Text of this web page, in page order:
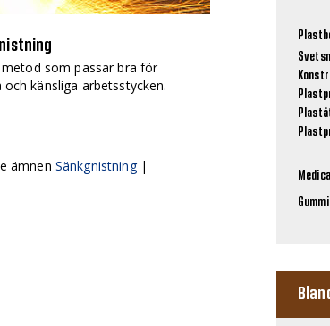
som passar bra för
känsliga arbetsstycken.
ämnen Sänkgnistning|
Medical
Gummi